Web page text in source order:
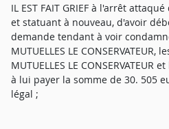
IL EST FAIT GRIEF à l'arrêt
et statuant à nouveau, d'avoir
demande tendant à voir
MUTUELLES LE CONSERVATEUR,
MUTUELLES LE CONSERVATEUR
à lui payer la somme de 30. 505
légal ;